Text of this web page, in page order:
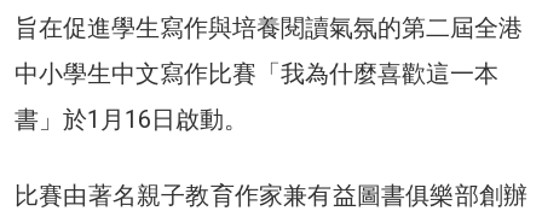
旨在促進學生寫作與培養閱讀氣氛的第二屆全港
中小學生中文寫作比賽「我為什麼喜歡這一本
書」於1月16日啟動。
比賽由著名親子教育作家兼有益圖書俱樂部創辦